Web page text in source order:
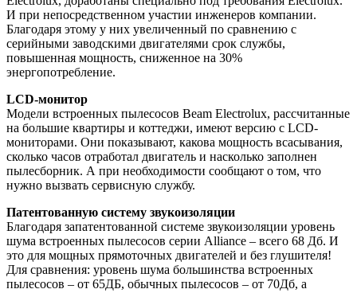
И при непосредственном участии инженеров компании.
Благодаря этому у них увеличенный по сравнению с
серийными заводскими двигателями срок службы,
повышенная мощность, сниженное на 30%
энергопотребление.
LCD-монитор
Модели встроенных пылесосов Beam Electrolux, рассчитанные
на большие квартиры и коттеджи, имеют версию с LCD-
мониторами. Они показывают, какова мощность всасывания,
сколько часов отработал двигатель и насколько заполнен
пылесборник. А при необходимости сообщают о том, что
нужно вызвать сервисную службу.
Патентованную систему звукоизоляции
Благодаря запатентованной системе звукоизоляции уровень
шума встроенных пылесосов серии Alliance – всего 68 Дб. И
это для мощных прямоточных двигателей и без глушителя!
Для сравнения: уровень шума большинства встроенных
пылесосов – от 65ДБ, обычных пылесосов – от 70Дб, а